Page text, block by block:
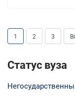
1 2 3
Статус вуза